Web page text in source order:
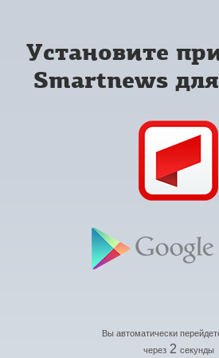
Установите
Smartnews
Вы автоматически
через 2 секунды